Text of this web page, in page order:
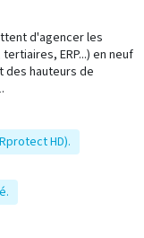
d'agencer les
ERP...) en neuf
des hauteurs de
HD).